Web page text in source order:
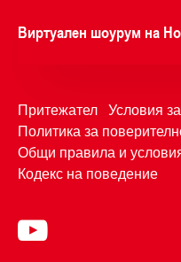
Виртуален шоурум на
Притежател
Условия
Политика за
Общи правила и
Кодекс на поведение